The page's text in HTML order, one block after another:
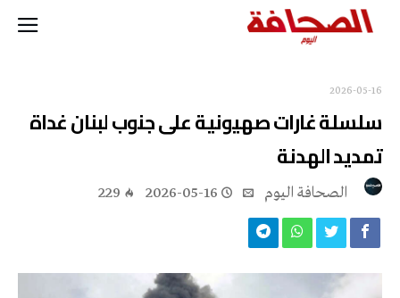
2026-05-16
سلسلة غارات صهيونية على جنوب لبنان غداة
تمديد الهدنة
2026-05-16
229